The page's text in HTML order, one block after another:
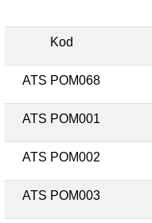
Kod
ATS POM068
ATS POM001
ATS POM002
ATS POM003